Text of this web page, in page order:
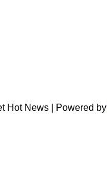
Hot News | Powered by